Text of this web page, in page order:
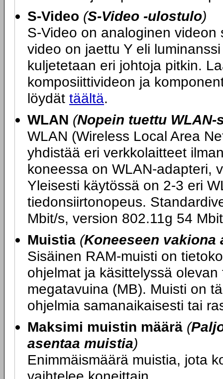
S-Video (S-Video -ulostulo)
S-Video on analoginen
video on jaettu Y eli
kuljetetaan eri johtoja pitkin.
komposiittivideon ja
löydät täältä.
WLAN (Nopein tuettu WLAN-
WLAN (Wireless Local Area
yhdistää eri verkkolaitteet
koneessa on WLAN-adapteri,
Yleisesti käytössä on 2-3 eri
tiedonsiirtonopeus.
Mbit/s, version 802.11g 54
Muistia (Koneeseen vakiona
Sisäinen RAM-muisti on
ohjelmat ja käsittelyssä
megatavuina (MB). Muisti on
ohjelmia samanaikaisesti tai
Maksimi muistin määrä (
asentaa muistia)
Enimmäismäärä muistia, jota